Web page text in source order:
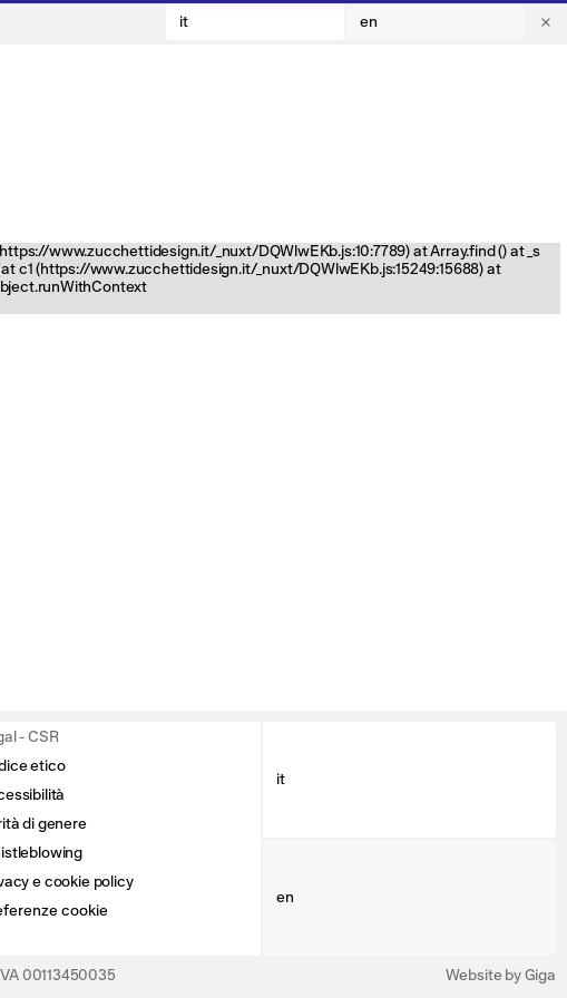
it en
www.zucchettidesign.it/_nuxt/DQWlwEKb.js:10:7789) at Array.find () at _s
c1 (https://www.zucchettidesign.it/_nuxt/DQWlwEKb.js:15249:15688) at
- CSR
etico
di genere
e cookie policy
cookie
it
en
00113450035 Website by Giga